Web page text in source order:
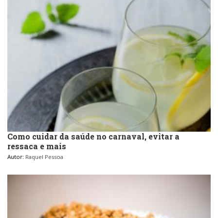
Como cuidar da saúde no carnaval, evitar a
ressaca e mais
Autor: Raquel Pessoa